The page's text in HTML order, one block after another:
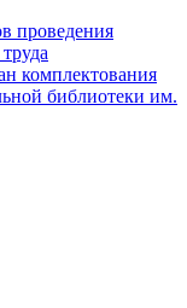
проведения
комплектования
библиотеки им.